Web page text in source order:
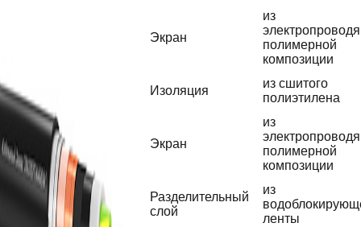
Экран
из
полимерной
композиции
Изоляция
из сшитого
полиэтилена
Экран
из
полимерной
композиции
Разделительный
слой
из
ленты